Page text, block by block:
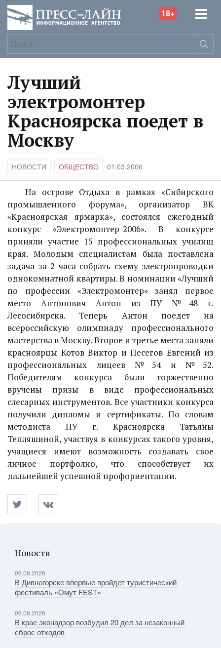
18+
Лучший
электромонтер
Красноярска поедет в
Москву
НОВОСТИ ОБЩЕСТВО 01.03.2006
На острове Отдыха в рамках «Сибирского
промышленного форума», организатор ВК
«Красноярская ярмарка», состоялся ежегодный
конкурс «Электромонтер-2006». В конкурсе
приняли участие 15 профессиональных училищ
края. Молодым специалистам была поставлена
задача за 2 часа собрать схему электропроводки
однокомнатной квартиры. В номинации «Лучший
по профессии «Электромонтер» занял первое
место Антонович Антон из ПУ №48 г.
Лесосибирска. Теперь Антон поедет на
всероссийскую олимпиаду профессионального
мастерства в Москву. Второе и третье места заняли
красноярцы Котов Виктор и Песегов Евгений из
профессиональных лицеев №54 и №52.
Победителям конкурса были торжественно
вручены призы в виде профессиональных
слесарных инструментов. Все участники конкурса
получили дипломы и сертификаты. По словам
методиста ПУ г. Красноярска Татьяны
Тепляшиной, участвуя в конкурсах такого уровня,
учащиеся имеют возможность создавать свое
личное портфолио, что способствует их
дальнейшей успешной профориентации.
Новости
06.08.2026
В Дивногорске впервые пройдет туристический
фестиваль «Омут FEST»
06.08.2026
В крае эконадзор возбудил 20 дел за незаконный
сброс отходов